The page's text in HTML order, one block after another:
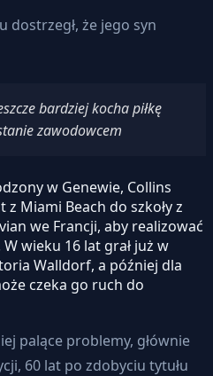
dostrzegł, że jego syn
bardziej kocha piłkę
zawodowcem
w Genewie, Collins
z Miami Beach do szkoły z
we Francji, aby realizować
wieku 16 lat grał już w
Walldorf, a później dla
czeka go ruch do
palące problemy, głównie
60 lat po zdobyciu tytułu